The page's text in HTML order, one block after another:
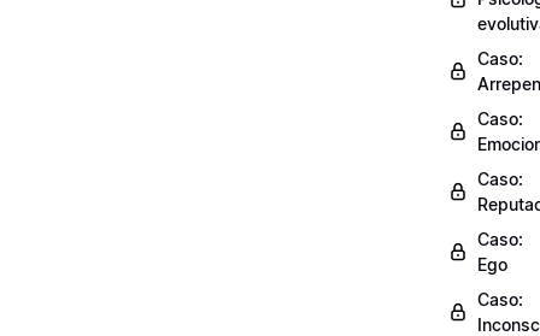
Caso:
Caso:
Caso:
Caso:
Ego
Caso: